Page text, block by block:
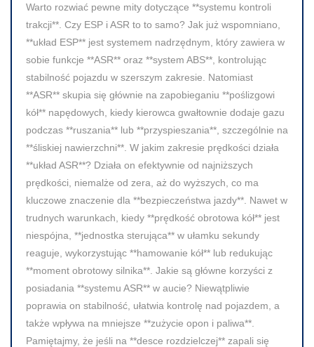
Warto rozwiać pewne mity dotyczące **systemu kontroli
trakcji**. Czy ESP i ASR to to samo? Jak już wspomniano,
**układ ESP** jest systemem nadrzędnym, który zawiera w
sobie funkcje **ASR** oraz **system ABS**, kontrolując
stabilność pojazdu w szerszym zakresie. Natomiast
**ASR** skupia się głównie na zapobieganiu **poślizgowi
kół** napędowych, kiedy kierowca gwałtownie dodaje gazu
podczas **ruszania** lub **przyspieszania**, szczególnie na
**śliskiej nawierzchni**. W jakim zakresie prędkości działa
**układ ASR**? Działa on efektywnie od najniższych
prędkości, niemalże od zera, aż do wyższych, co ma
kluczowe znaczenie dla **bezpieczeństwa jazdy**. Nawet w
trudnych warunkach, kiedy **prędkość obrotowa kół** jest
niespójna, **jednostka sterująca** w ułamku sekundy
reaguje, wykorzystując **hamowanie kół** lub redukując
**moment obrotowy silnika**. Jakie są główne korzyści z
posiadania **systemu ASR** w aucie? Niewątpliwie
poprawia on stabilność, ułatwia kontrolę nad pojazdem, a
także wpływa na mniejsze **zużycie opon i paliwa**.
Pamiętajmy, że jeśli na **desce rozdzielczej** zapali się